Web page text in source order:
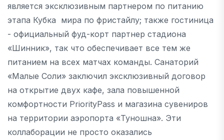
является эксклюзивным партнером по питанию
этапа Кубка мира по фристайлу; также гостиница
- официальный фуд-корт партнер стадиона
«Шинник», так что обеспечивает все тем же
питанием на всех матчах команды. Санаторий
«Малые Соли» заключил эксклюзивный договор
на открытие двух кафе, зала повышенной
комфортности PriorityPass и магазина сувениров
на территории аэропорта «Туношна». Эти
коллаборации не просто оказались